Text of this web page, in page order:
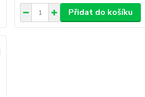
Přidat do košíku